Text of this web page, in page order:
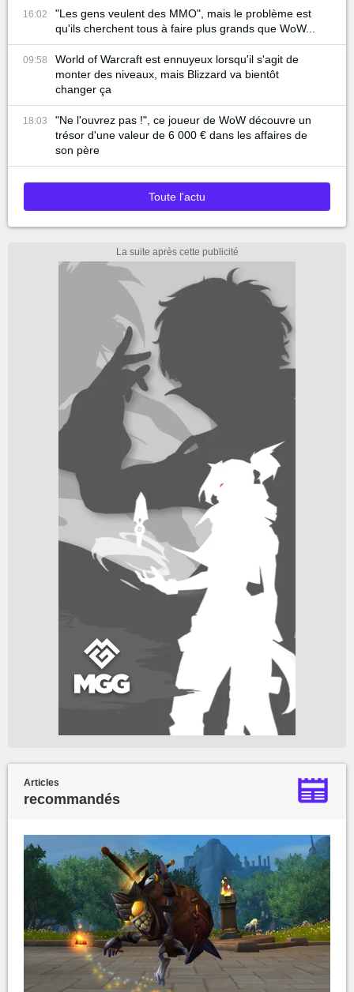
16:02
"Les gens veulent des MMO", mais le problème est
qu'ils cherchent tous à faire plus grands que WoW...
09:58
World of Warcraft est ennuyeux lorsqu'il s'agit de
monter des niveaux, mais Blizzard va bientôt
changer ça
18:03
"Ne l'ouvrez pas !", ce joueur de WoW découvre un
trésor d'une valeur de 6 000 € dans les affaires de
son père
Toute l'actu
Articles
recommandés